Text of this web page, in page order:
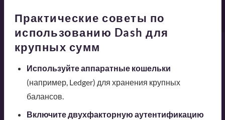
Практические советы по
использованию Dash для
крупных сумм
Используйте аппаратные кошельки
(например, Ledger) для хранения крупных
балансов.
Включите двухфакторную аутентификацию